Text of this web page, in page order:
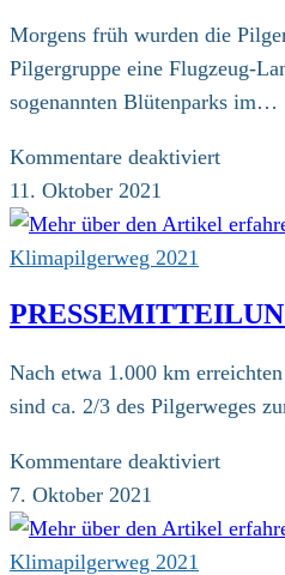
Morgens früh wurden die
Pilgergruppe eine Flugzeug-
sogenannten Blütenparks im…
Kommentare deaktiviertfür
11. Oktober 2021
Klimapilgerweg 2021
Nach etwa 1.000 km
sind ca. 2/3 des Pilgerweges
Kommentare deaktiviertfür
7. Oktober 2021
Klimapilgerweg 2021